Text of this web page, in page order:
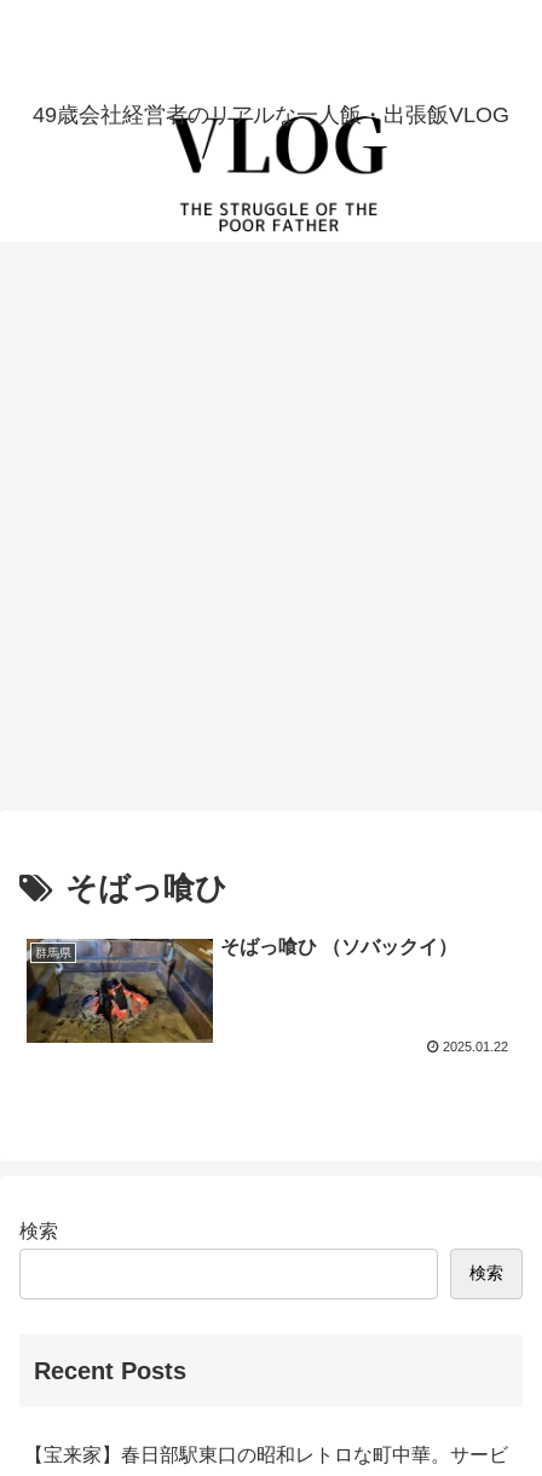
49歳会社経営者のリアルな一人飯・出張飯VLOG
そばっ喰ひ
群馬県 そばっ喰ひ （ソバックイ）
2025.01.22
検索
検索
Recent Posts
【宝来家】春日部駅東口の昭和レトロな町中華。サービ